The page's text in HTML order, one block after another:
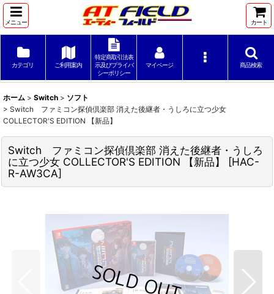
メニュー カート
カテゴリ ご利用案内
特定商取引法表
示及びプライバ
シーポリシー
マイページ 商品検索
ホーム > Switch > ソフト
> Switch ファミコン探偵倶楽部 消えた後継者・うしろに立つ少女
COLLECTOR'S EDITION 【新品】
Switch ファミコン探偵倶楽部 消えた後継者・うしろ
に立つ少女 COLLECTOR'S EDITION 【新品】
[HAC-
R-AW3CA]